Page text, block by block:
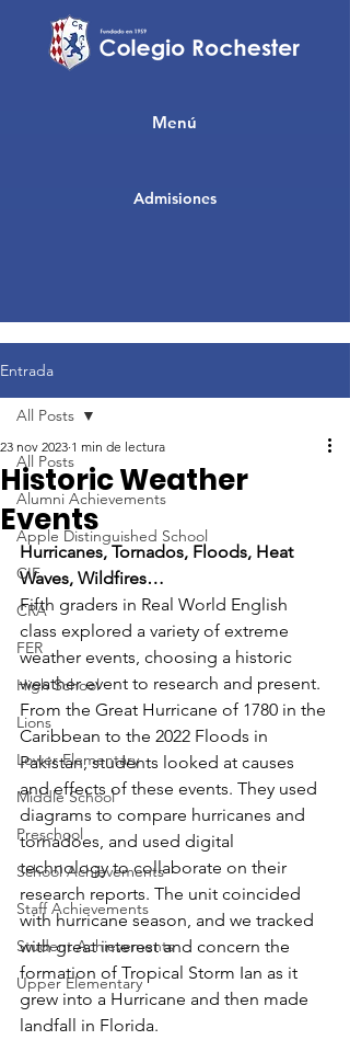
Admisiones
Menú
Entrada
All Posts
Alumni Achievements
Apple Distinguished School
CIF
CRA
FER
High School
Lions
Lower Elementary
Middle School
Preschool
School Achievements
Staff Achievements
Student Achievements
Upper Elementary
All Posts
Historic Weather
Events
23 nov 2023 1 min de lectura
Hurricanes, Tornados, Floods, Heat
Waves, Wildfires…
Fifth graders in Real World English
class explored a variety of extreme
weather events, choosing a historic
weather event to research and present.
From the Great Hurricane of 1780 in the
Caribbean to the 2022 Floods in
Pakistan, students looked at causes
and effects of these events. They used
diagrams to compare hurricanes and
tornadoes, and used digital
technology to collaborate on their
research reports. The unit coincided
with hurricane season, and we tracked
with great interest and concern the
formation of Tropical Storm Ian as it
grew into a Hurricane and then made
landfall in Florida.